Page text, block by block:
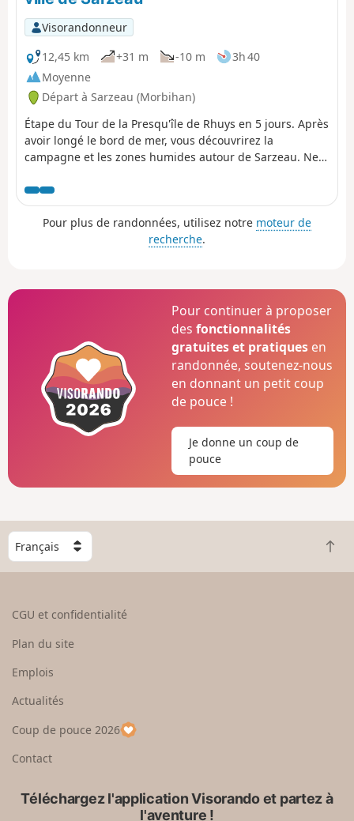
Visorandonneur
12,45 km
+31 m -10 m
3h 40
Moyenne
Départ à Sarzeau (Morbihan)
Étape du Tour de la Presqu'île de Rhuys en 5 jours. Après
avoir longé le bord de mer, vous découvrirez la
campagne et les zones humides autour de Sarzeau. Ne
ancien domaine des ducs de Bretagne, qui est situé
dans un espace naturel riche en biodiversité. Ce château
est un site incontournable du Morbihan.
Pour plus de randonnées, utilisez notre moteur de
recherche.
Pour continuer à proposer
desfonctionnalités
gratuites et pratiques en
randonnée, soutenez-nous
en donnant un petit coup
de pouce !
Je donne un coup de
pouce
C
h
o
e
u
p
a
R
e
CGU et confidentialité
Plan du site
Emplois
Actualités
Coup de pouce 2026
Contact
Téléchargez l'application Visorando et partez à
l'aventure !